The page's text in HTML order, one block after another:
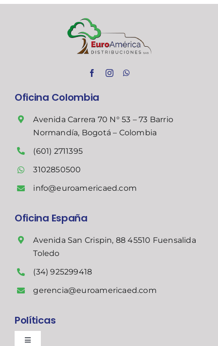
Oficina Colombia
Avenida Carrera 70 N° 53 – 73 Barrio
Normandía, Bogotá – Colombia
(601) 2711395
3102850500
info@euroamericaed.com
Oficina España
Avenida San Crispin, 88 45510 Fuensalida
Toledo
(34) 925299418
gerencia@euroamericaed.com
Políticas
Toggle